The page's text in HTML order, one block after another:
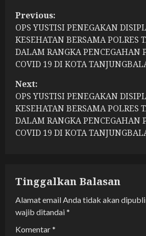
P
o
s
t
n
a
v
g
a
t
Previous:
OPS YUSTISI PENEGAKAN
KESEHATAN BERSAMA POLRES
DALAM RANGKA PENCEGAHAN
COVID 19 DI KOTA
Next:
OPS YUSTISI PENEGAKAN
KESEHATAN BERSAMA POLRES
DALAM RANGKA PENCEGAHAN
COVID 19 DI KOTA
Tinggalkan Balasan
Alamat email Anda tidak akan
wajib ditandai*
Komentar*